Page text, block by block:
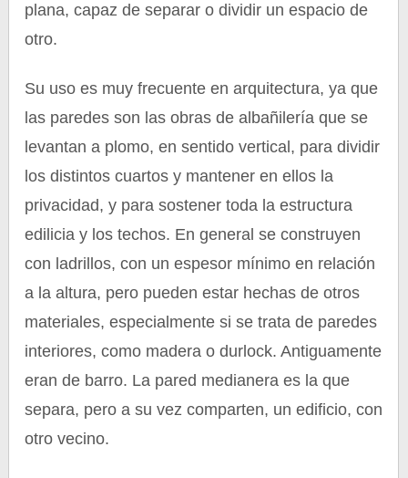
plana, capaz de separar o dividir un espacio de
otro.
Su uso es muy frecuente en arquitectura, ya que
las paredes son las obras de albañilería que se
levantan a plomo, en sentido vertical, para dividir
los distintos cuartos y mantener en ellos la
privacidad, y para sostener toda la estructura
edilicia y los techos. En general se construyen
con ladrillos, con un espesor mínimo en relación
a la altura, pero pueden estar hechas de otros
materiales, especialmente si se trata de paredes
interiores, como madera o durlock. Antiguamente
eran de barro. La pared medianera es la que
separa, pero a su vez comparten, un edificio, con
otro vecino.